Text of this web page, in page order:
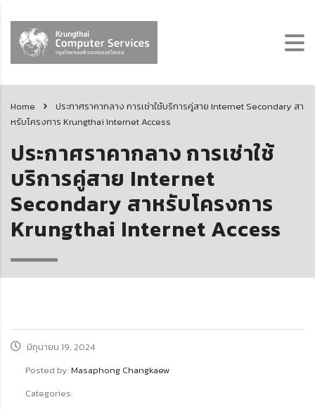
Home
ประกาศราคากลาง การเช่าใช้บริการคู่สาย Internet Secondary สา
หรับโครงการ Krungthai Internet Access
ประกาศราคากลาง การเช่าใช้
บริการคู่สาย Internet
Secondary สาหรับโครงการ
Krungthai Internet Access
มิถุนายน 19, 2024
Posted by:Masaphong Changkaew
Categories: